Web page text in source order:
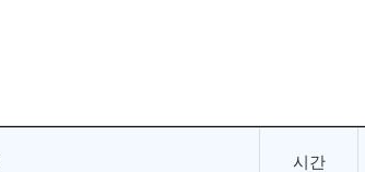
시간